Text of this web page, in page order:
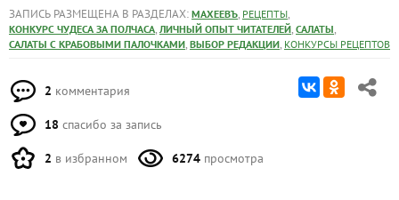
ЗАПИСЬ РАЗМЕЩЕНА В РАЗДЕЛАХ: МАХЕЕВЪ, РЕЦЕПТЫ,
КОНКУРС ЧУДЕСА ЗА ПОЛЧАСА, ЛИЧНЫЙ ОПЫТ ЧИТАТЕЛЕЙ, САЛАТЫ,
САЛАТЫ С КРАБОВЫМИ ПАЛОЧКАМИ, ВЫБОР РЕДАКЦИИ, КОНКУРСЫ РЕЦЕПТОВ
2 комментария
18 спасибо за запись
2 в избранном 6274 просмотра